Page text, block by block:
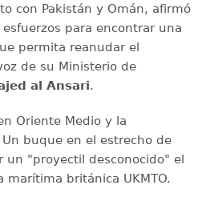
con Pakistán y Omán, afirmó
para encontrar una
permita reanudar el
de su Ministerio de
al Ansari.
Oriente Medio y la
Un buque en el estrecho de
un "proyectil desconocido" el
marítima británica UKMTO.